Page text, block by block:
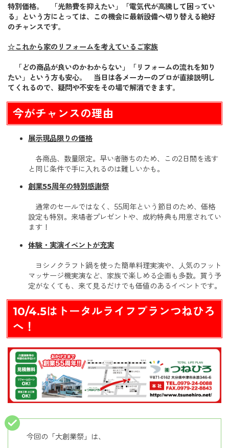
特別価格。 「光熱費を抑えたい」「電気代が高騰して困ってい
る」という方にとっては、この機会に最新設備へ切り替える絶好
のチャンスです。
☆これから家のリフォームを考えているご家族
「どの商品が良いのかわからない」「リフォームの流れを知り
たい」という方も安心。 当日は各メーカーのプロが直接説明し
てくれるので、疑問や不安をその場で解消できます。
今がチャンスの理由
展示現品限りの価格
各商品、数量限定。早い者勝ちのため、この2日間を逃す
と同じ条件で手に入れるのは難しいかも。
創業55周年の特別感謝祭
通常のセールではなく、55周年という節目のため、価格
設定も特別。来場者プレゼントや、成約特典も用意されてい
ます！
体験・実演イベントが充実
ヨシノクラフト鍋を使った簡単料理実演や、人気のフット
マッサージ機実演など、家族で楽しめる企画も多数。買う予
定がなくても、来て見るだけでも価値のあるイベントです。
10/4.5はトータルライフプランつねひろ
へ！
今回の「大創業祭」は、